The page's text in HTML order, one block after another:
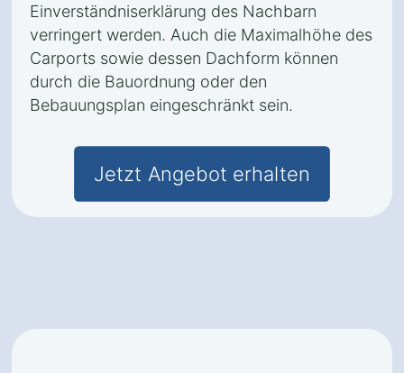
Einverständniserklärung des Nachbarn
verringert werden. Auch die Maximalhöhe des
Carports sowie dessen Dachform können
durch die Bauordnung oder den
Bebauungsplan eingeschränkt sein.
Jetzt Angebot erhalten